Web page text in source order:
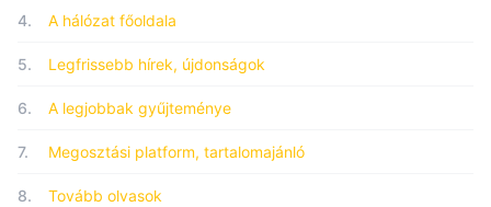
4. A hálózat főoldala
5. Legfrissebb hírek, újdonságok
6. A legjobbak gyűjteménye
7. Megosztási platform, tartalomajánló
8. Tovább olvasok